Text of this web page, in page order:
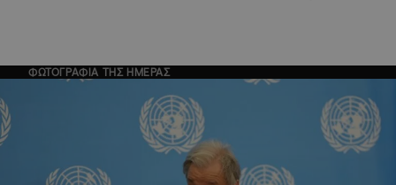
ΦΩΤΟΓΡΑΦΙΑ ΤΗΣ ΗΜΕΡΑΣ